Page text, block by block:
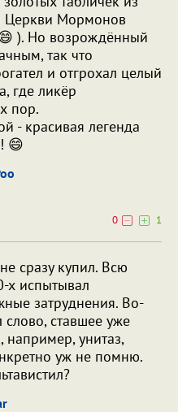
Церкви Мормонов
). Но возрождённый
так что
и отгрохал целый
где ликёр
пор.
- красивая легенда
😄
0
1
сразу купил. Всю
х испытывал
затруднения. Во-
слово, ставшее уже
например, унитаз,
уж не помню.